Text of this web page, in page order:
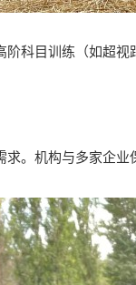
科目训练（如超
。机构与多家企